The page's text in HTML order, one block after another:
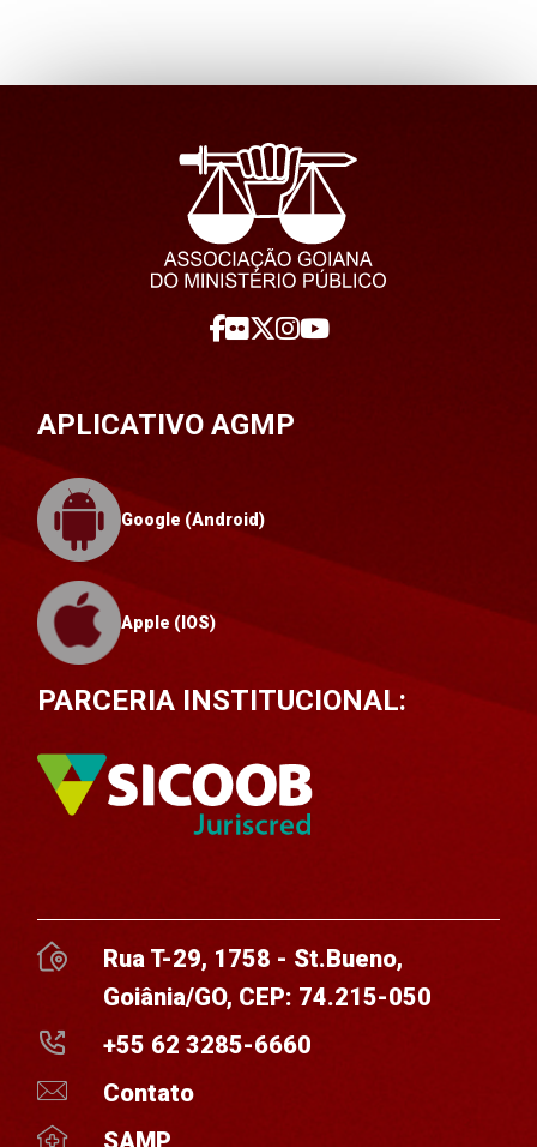
APLICATIVO AGMP
Google (Android)
Apple (IOS)
PARCERIA INSTITUCIONAL:
Rua T-29, 1758 - St.Bueno,
Goiânia/GO, CEP: 74.215-050
+55 62 3285-6660
Contato
SAMP